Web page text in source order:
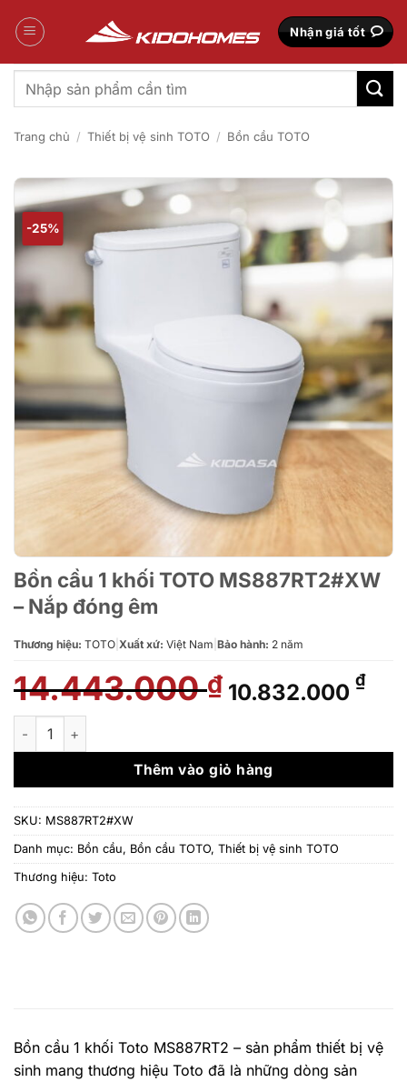
qua
Nhận giá tốt
Tìm
kiếm:
Trang chủ / Thiết bị vệ sinh TOTO / Bồn cầu TOTO
-25%
Bồn cầu 1 khối TOTO MS887RT2#XW
– Nắp đóng êm
Thương hiệu: TOTO Xuất xứ: Việt Nam Bảo hành: 2 năm
14.443.000₫ Giá
gốc
14.443.000 ₫.
10.832.000 ₫Giá
là:
Bồn cầu 1 khối TOTO MS887RT2#XW - Nắp đóng êm số lượng
Thêm vào giỏ hàng
SKU: MS887RT2#XW
Danh mục: Bồn cầu, Bồn cầu TOTO, Thiết bị vệ sinh TOTO
Thương hiệu: Toto
Bồn cầu 1 khối Toto MS887RT2 – sản phẩm thiết bị vệ
sinh mang thương hiệu Toto đã là những dòng sản